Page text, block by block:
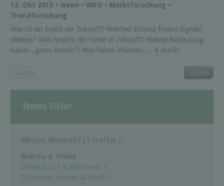
13. Okt 2015 • News • WKO • Marktforschung •
Trendforschung
Was ist ein Event der Zukunft? Welchen Einsatz finden digitale
Medien? Was fordern die Gäste in Zukunft? Welche Bedeutung
haben „green events“? Was haben Visionen ...
mehr
Suche
News Filter
Aktive Auswahl ( 1 Treffer )
Branche & Thema
Online & IKT & Elektronik ×
Tourismus, Freizeit & Sport ×